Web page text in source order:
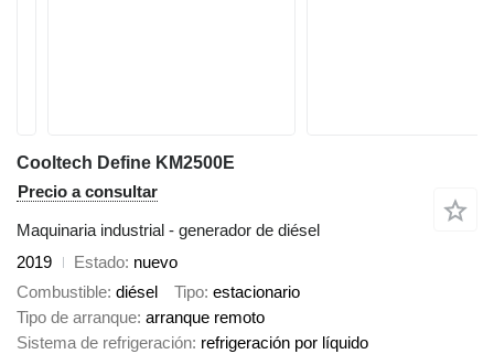
Cooltech Define KM2500E
Precio a consultar
Maquinaria industrial - generador de diésel
2019
Estado nuevo
Combustible diésel Tipo estacionario
Tipo de arranque arranque remoto
Sistema de refrigeración refrigeración por líquido